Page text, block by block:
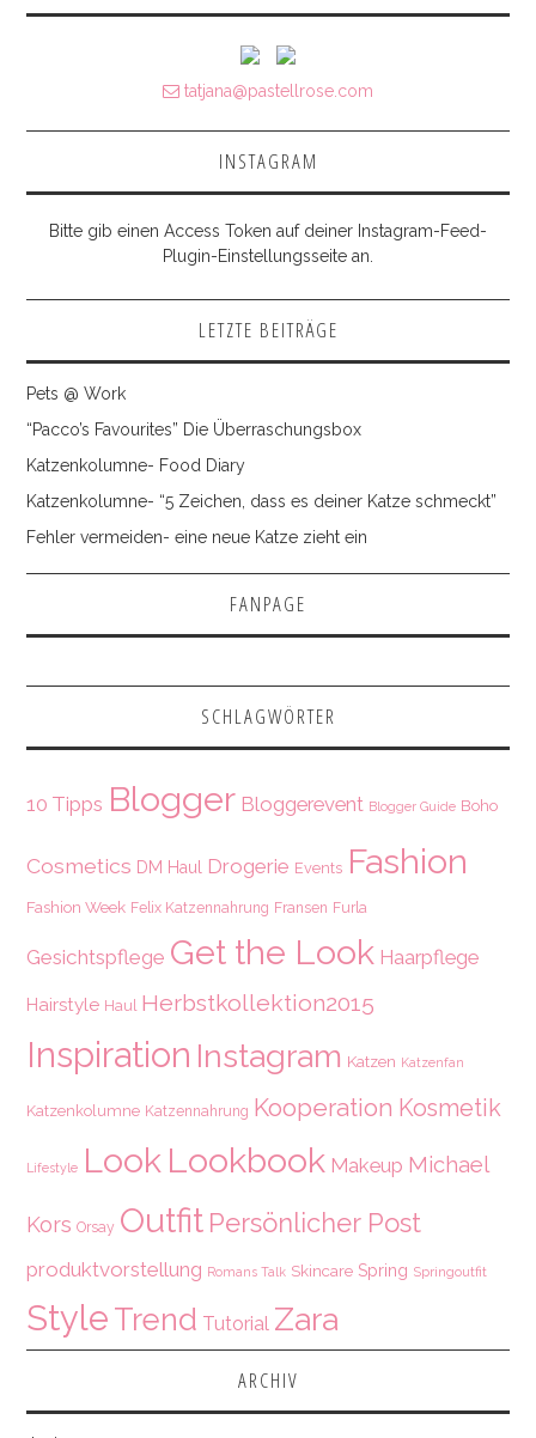
tatjana@pastellrose.com
INSTAGRAM
Bitte gib einen Access Token auf deiner Instagram-Feed-
Plugin-Einstellungsseite an.
LETZTE BEITRÄGE
Pets @ Work
“Pacco’s Favourites” Die Überraschungsbox
Katzenkolumne- Food Diary
Katzenkolumne- “5 Zeichen, dass es deiner Katze schmeckt”
Fehler vermeiden- eine neue Katze zieht ein
FANPAGE
SCHLAGWÖRTER
10 Tipps Blogger Bloggerevent Blogger Guide Boho
Cosmetics DM Haul Drogerie Events Fashion
Fashion Week Felix Katzennahrung Fransen Furla
Gesichtspflege Get the Look Haarpflege
Hairstyle Haul Herbstkollektion2015
Inspiration Instagram Katzen Katzenfan
Katzenkolumne Katzennahrung Kooperation Kosmetik
Lifestyle Look Lookbook Makeup Michael
Kors Orsay Outfit Persönlicher Post
produktvorstellung Romans Talk Skincare Spring Springoutfit
Style Trend Tutorial Zara
ARCHIV